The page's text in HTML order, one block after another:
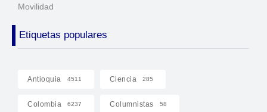
Movilidad
Etiquetas populares
Antioquia 4511 Ciencia 285
Colombia 6237 Columnistas 58